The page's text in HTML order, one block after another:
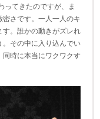
ってきたのですが、ま
さです。一人一人のキ
す。誰かの動きがズレれ
その中に入り込んでい
時に本当にワクワクす